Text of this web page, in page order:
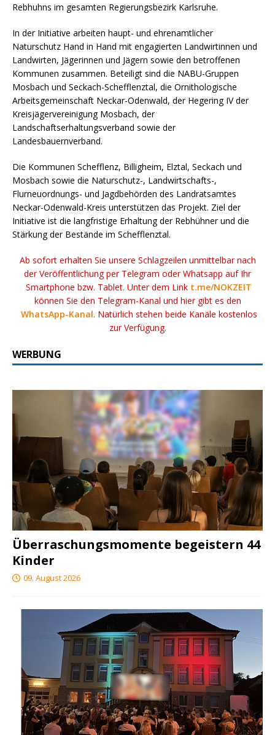
Rebhuhns im gesamten Regierungsbezirk Karlsruhe.
In der Initiative arbeiten haupt- und ehrenamtlicher
Naturschutz Hand in Hand mit engagierten Landwirtinnen und
Landwirten, Jägerinnen und Jägern sowie den betroffenen
Kommunen zusammen. Beteiligt sind die NABU-Gruppen
Mosbach und Seckach-Schefflenztal, die Ornithologische
Arbeitsgemeinschaft Neckar-Odenwald, der Hegering IV der
Kreisjägervereinigung Mosbach, der
Landschaftserhaltungsverband sowie der
Landesbauernverband.
Die Kommunen Schefflenz, Billigheim, Elztal, Seckach und
Mosbach sowie die Naturschutz-, Landwirtschafts-,
Flurneuordnungs- und Jagdbehörden des Landratsamtes
Neckar-Odenwald-Kreis unterstützen das Projekt. Ziel der
Initiative ist die langfristige Erhaltung der Rebhühner und die
Stärkung der Bestände im Schefflenztal.
Ab sofort erhalten Sie unsere Schlagzeilen unmittelbar nach
der Veröffentlichung per Telegram oder Whatsapp auf Ihr
Smartphone bzw. Tablet. Unter dem Link t.me/NOKZEIT
können Sie den Telegram-Kanal und hier gibt es den
WhatsApp-Kanal. Natürlich stehen beide Kanäle kostenlos
zur Verfügung.
WERBUNG
Überraschungsmomente begeistern 44
Kinder
09. August 2026